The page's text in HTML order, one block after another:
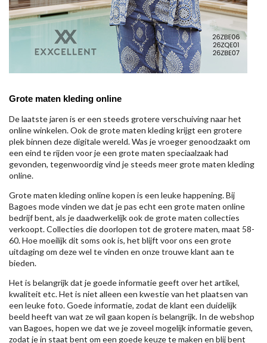
Grote maten kleding online
De laatste jaren is er een steeds grotere verschuiving naar het
online winkelen. Ook de grote maten kleding krijgt een grotere
plek binnen deze digitale wereld. Was je vroeger genoodzaakt om
een eind te rijden voor je een grote maten speciaalzaak had
gevonden, tegenwoordig vind je steeds meer grote maten kleding
online.
Grote maten kleding online kopen is een leuke happening. Bij
Bagoes mode vinden we dat je pas echt een grote maten online
bedrijf bent, als je daadwerkelijk ook de grote maten collecties
verkoopt. Collecties die doorlopen tot de grotere maten, maat 58-
60. Hoe moeilijk dit soms ook is, het blijft voor ons een grote
uitdaging om deze wel te vinden en onze trouwe klant aan te
bieden.
Het is belangrijk dat je goede informatie geeft over het artikel,
kwaliteit etc. Het is niet alleen een kwestie van het plaatsen van
een leuke foto. Goede informatie, zodat de klant een duidelijk
beeld heeft van wat ze wil gaan kopen is belangrijk. In de webshop
van Bagoes, hopen we dat we je zoveel mogelijk informatie geven,
zodat je in staat bent om een goede keuze te maken en blij bent